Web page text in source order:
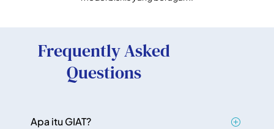
Frequently Asked
Questions
Apa itu GIAT?